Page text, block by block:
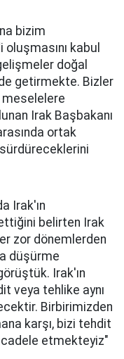
bizim
kabul
doğal
getirmekte. Bizler
meselelere
Irak Başbakanı
ortak
Irak'ın
ettiğini belirten Irak
zor dönemlerden
düşürme
Irak'ın
veya tehlike aynı
Birbirimizden
karşı, bizi tehdit
etmekteyiz"